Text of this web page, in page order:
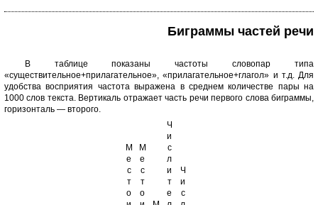
Биграммы частей речи
В таблице показаны частоты словопар типа
«существительное+прилагательное», «прилагательное+глагол» и т.д. Для
удобства восприятия частота выражена в среднем количестве пары на
1000 слов текста. Вертикаль отражает часть речи первого слова биграммы,
горизонталь — второго.
М
е
с
т
о
М
е
с
т
о
Ч
и
с
л
и
т
е
Ч
и
с